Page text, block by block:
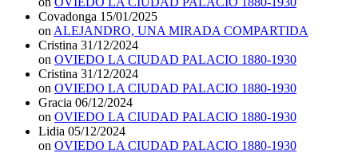
Covadonga 15/01/2025
on ALEJANDRO, UNA MIRADA COMPARTIDA
Cristina 31/12/2024
on OVIEDO LA CIUDAD PALACIO 1880-1930
Cristina 31/12/2024
on OVIEDO LA CIUDAD PALACIO 1880-1930
Gracia 06/12/2024
on OVIEDO LA CIUDAD PALACIO 1880-1930
Lidia 05/12/2024
on OVIEDO LA CIUDAD PALACIO 1880-1930